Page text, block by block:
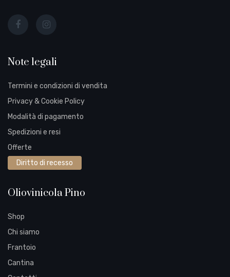
Note legali
Termini e condizioni di vendita
Privacy & Cookie Policy
Modalità di pagamento
Spedizioni e resi
Offerte
Diritto di recesso
Oliovinicola Pino
Shop
Chi siamo
Frantoio
Cantina